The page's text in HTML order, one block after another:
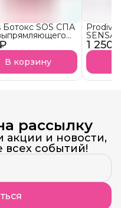
Ботокс SOS СПА
АКЦИЯ!
В корзину
1 250
Prodiva
рассылку
и новости,
всех событий!